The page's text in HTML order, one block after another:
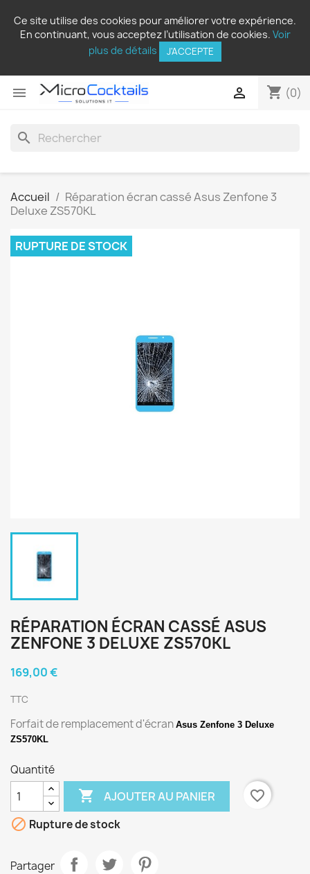
Ce site utilise des cookies pour améliorer votre expérience.
En continuant, vous acceptez l’utilisation de cookies. Voir
plus de détails
J'ACCEPTE
 shopping_cart (0)

search
Accueil
Réparation écran cassé Asus Zenfone 3
Deluxe ZS570KL
RUPTURE DE STOCK
RÉPARATION ÉCRAN CASSÉ ASUS
ZENFONE 3 DELUXE ZS570KL
169,00 €
TTC
Forfait de remplacement d'écran Asus Zenfone 3 Deluxe
ZS570KL
Quantité
 AJOUTER AU PANIER
favorite_border
 Rupture de stock
Partager